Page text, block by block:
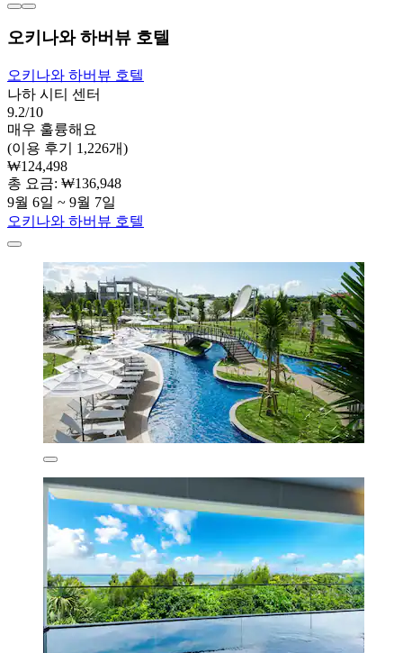
오키나와 하버뷰 호텔
오키나와 하버뷰 호텔
나하 시티 센터
9.2/10
매우 훌륭해요
(이용 후기 1,226개)
₩124,498
총 요금: ₩136,948
9월 6일 ~ 9월 7일
오키나와 하버뷰 호텔